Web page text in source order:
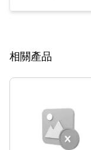
相關產品